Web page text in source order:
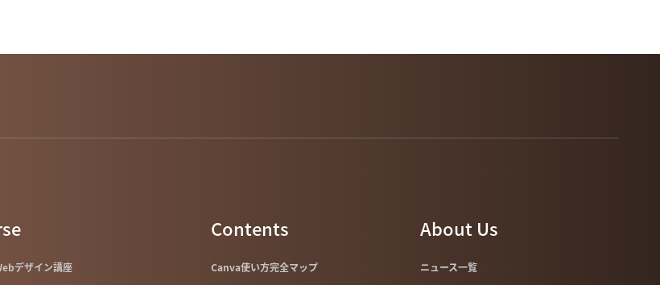
デザイン講座
Contents
Canva使い方完全マップ
About Us
ニュース一覧